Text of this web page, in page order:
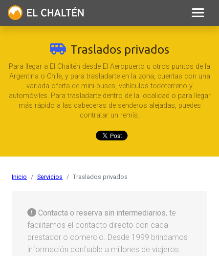
Traslados privados
Para llegar a El Chaltén desde El Aeropuerto u otros puntos de la
Argentina o Chile, y para trasladarte en la zona, cuentas con una
variada oferta de mini-buses, vehículos todoterreno y
automóviles. Para trasladarte dentro de la localidad o para llegar
más rápido a las cabeceras de senderos alejadas, puedes
contratar un remís.
Inicio Servicios Traslados privados
Contacta o reserva sin intermediarios, te
facilitamos el contacto directo con cada
prestador o comercio. Desde 1999 brindamos
información confiable a millones de viajeros